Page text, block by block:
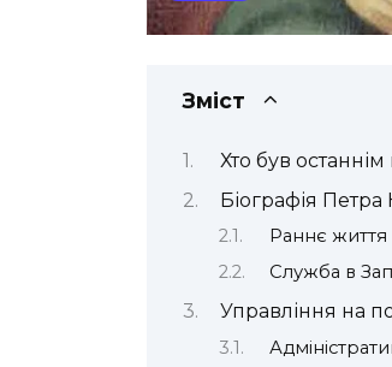
Зміст
Хто був
Біографія
Раннє життя
Служба в
Управління на